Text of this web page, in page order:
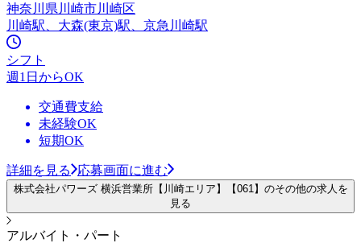
神奈川県川崎市川崎区
川崎駅、大森(東京)駅、京急川崎駅
シフト
週1日からOK
交通費支給
未経験OK
短期OK
詳細を見る 応募画面に進む
株式会社パワーズ 横浜営業所【川崎エリア】【061】のその他の求人を
見る
アルバイト・パート